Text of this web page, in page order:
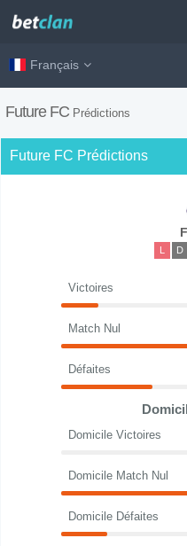
Français
Future FC Prédictions
Future FC Prédictions
L D
Victoires
Match Nul
Défaites
Domicile Victoires
Domicile Match Nul
Domicile Défaites